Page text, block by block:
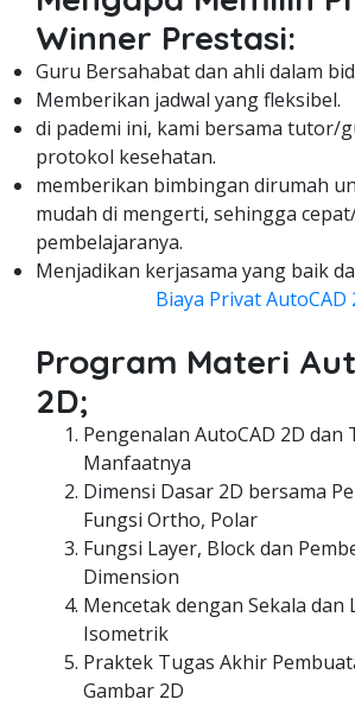
Winner Prestasi:
Guru Bersahabat dan ahli dalam
Memberikan jadwal yang fleksibel.
di pademi ini, kami bersama tutor/
protokol kesehatan.
memberikan bimbingan dirumah
mudah di mengerti, sehingga
pembelajaranya.
Menjadikan kerjasama yang baik
Biaya Privat AutoCAD
Program Materi
2D;
Pengenalan AutoCAD 2D dan
Manfaatnya
Dimensi Dasar 2D bersama
Fungsi Ortho, Polar
Fungsi Layer, Block dan
Dimension
Mencetak dengan Sekala dan
Isometrik
Praktek Tugas Akhir
Gambar 2D